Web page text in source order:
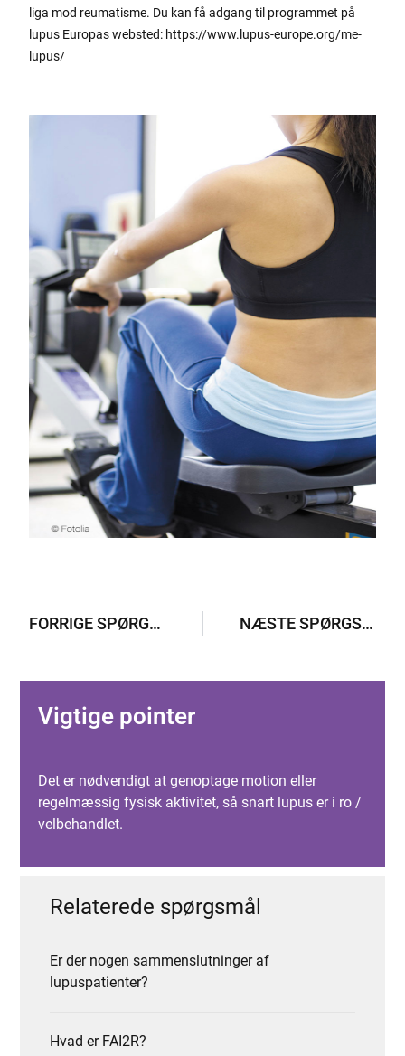
liga mod reumatisme. Du kan få adgang til programmet på
lupus Europas websted: https://www.lupus-europe.org/me-
lupus/
FORRIGE SPØRGSMÅL NÆSTE SPØRGSMÅL
Vigtige pointer
Det er nødvendigt at genoptage motion eller
regelmæssig fysisk aktivitet, så snart lupus er i ro /
velbehandlet.
Relaterede spørgsmål
Er der nogen sammenslutninger af
lupuspatienter?
Hvad er FAI2R?